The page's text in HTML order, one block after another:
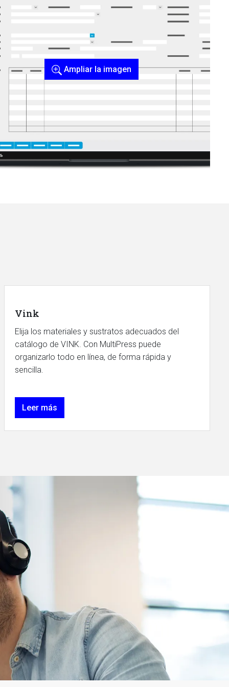
Ampliar la imagen
Vink
Elija los materiales y sustratos adecuados del
catálogo de VINK. Con MultiPress puede
organizarlo todo en línea, de forma rápida y
sencilla.
Leer más